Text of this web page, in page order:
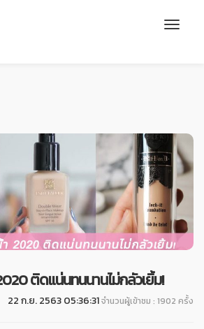
ติดแน่นทนนานไม่กลัวเยิ้ม!
22 ก.ย. 2563 05:36:31จำนวนผู้เข้าชม : 1902 ครั้ง